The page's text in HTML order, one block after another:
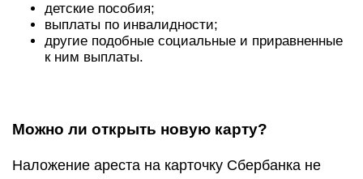
детские пособия;
выплаты по инвалидности;
другие подобные социальные и приравненные
к ним выплаты.
Можно ли открыть новую карту?
Наложение ареста на карточку Сбербанка не